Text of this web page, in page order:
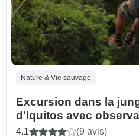
Nature & Vie sauvage
Excursion dans la
d'Iquitos avec
roses - 3 jours
4.1 (9 avis)